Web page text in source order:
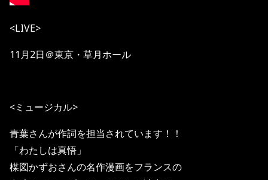
<LIVE>
11月2日＠東京・草月ホール
<ミュージカル>
青葉さんが作詞を担当されています！！
「わたしは真悟」
楳図かずおさんの名作漫画をフランスの